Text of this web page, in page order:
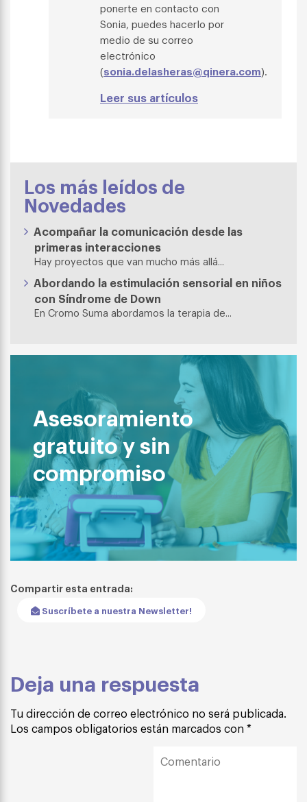
ponerte en contacto con
Sonia, puedes hacerlo por
medio de su correo
electrónico
(sonia.delasheras@qinera.com).
Leer sus artículos
Los más leídos de
Novedades
Acompañar la comunicación desde las
primeras interacciones
Hay proyectos que van mucho más allá...
Abordando la estimulación sensorial en niños
con Síndrome de Down
En Cromo Suma abordamos la terapia de...
Asesoramiento
gratuito y sin
compromiso
Compartir esta entrada:
Suscríbete a nuestra Newsletter!
Deja una respuesta
Tu dirección de correo electrónico no será publicada.
Los campos obligatorios están marcados con *